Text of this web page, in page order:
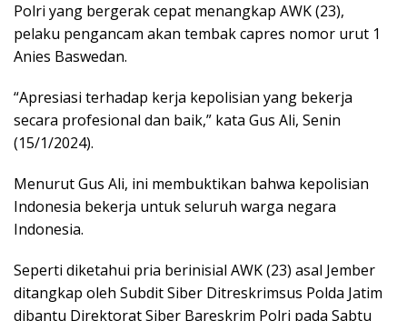
Polri yang bergerak cepat menangkap AWK (23),
pelaku pengancam akan tembak capres nomor urut 1
Anies Baswedan.
“Apresiasi terhadap kerja kepolisian yang bekerja
secara profesional dan baik,” kata Gus Ali, Senin
(15/1/2024).
Menurut Gus Ali, ini membuktikan bahwa kepolisian
Indonesia bekerja untuk seluruh warga negara
Indonesia.
Seperti diketahui pria berinisial AWK (23) asal Jember
ditangkap oleh Subdit Siber Ditreskrimsus Polda Jatim
dibantu Direktorat Siber Bareskrim Polri pada Sabtu